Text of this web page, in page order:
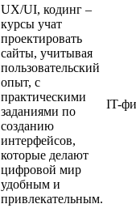
UX/UI, кодинг –
курсы учат
проектировать
сайты, учитывая
пользовательский
опыт, с
практическими
заданиями по
созданию
интерфейсов,
которые делают
цифровой мир
удобным и
привлекательным.
IT-